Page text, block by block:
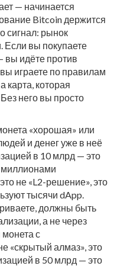
— начинается
Bitcoin держится
сигнал: рынок
Если вы покупаете
вы идёте против
играете по правилам
карта, которая
Без него вы просто
«хорошая» или
и денег уже в неё
в 10 млрд — это
миллионами
не «L2-решение», это
тысячи dApp.
должны быть
а не через
с
«скрытый алмаз», это
в 50 млрд — это